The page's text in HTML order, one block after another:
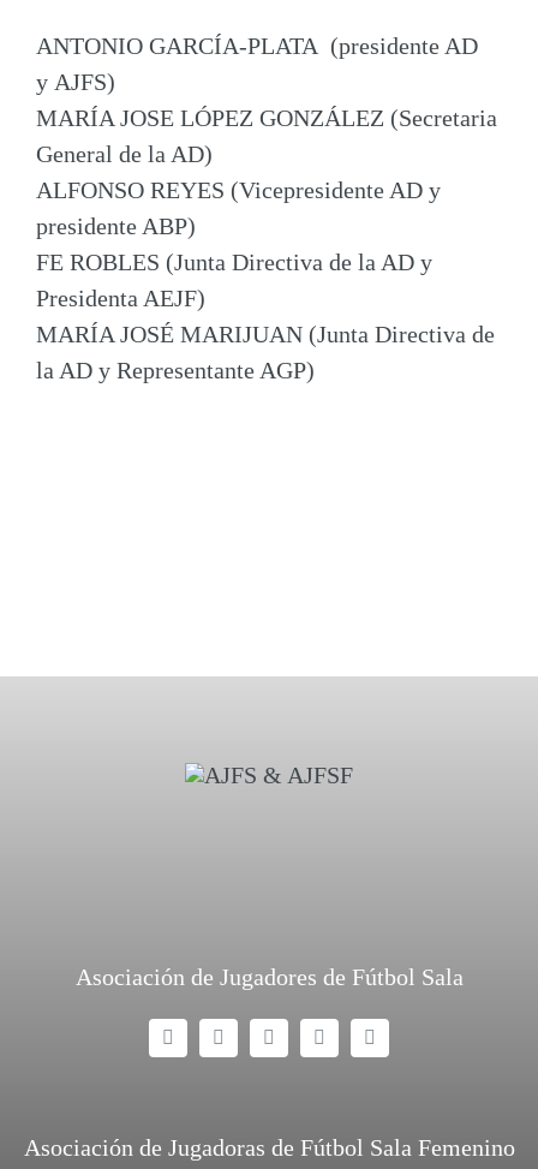
ANTONIO GARCÍA-PLATA (presidente AD
y AJFS)
MARÍA JOSE LÓPEZ GONZÁLEZ (Secretaria
General de la AD)
ALFONSO REYES (Vicepresidente AD y
presidente ABP)
FE ROBLES (Junta Directiva de la AD y
Presidenta AEJF)
MARÍA JOSÉ MARIJUAN (Junta Directiva de
la AD y Representante AGP)
Asociación de Jugadores de Fútbol Sala
Asociación de Jugadoras de Fútbol Sala Femenino